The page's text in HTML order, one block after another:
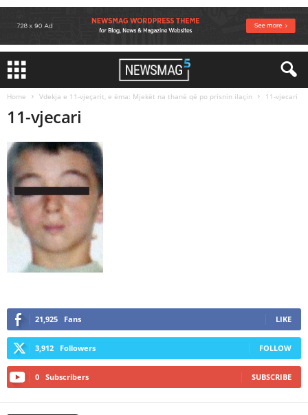
Home Vdekja e 11-vjeçarit, e ëma: Mjekët na thanë që po prisnin ilaçin 11-vjecari
11-vjecari
21,925 Fans LIKE
3,912 Followers FOLLOW
0 Subscribers SUBSCRIBE